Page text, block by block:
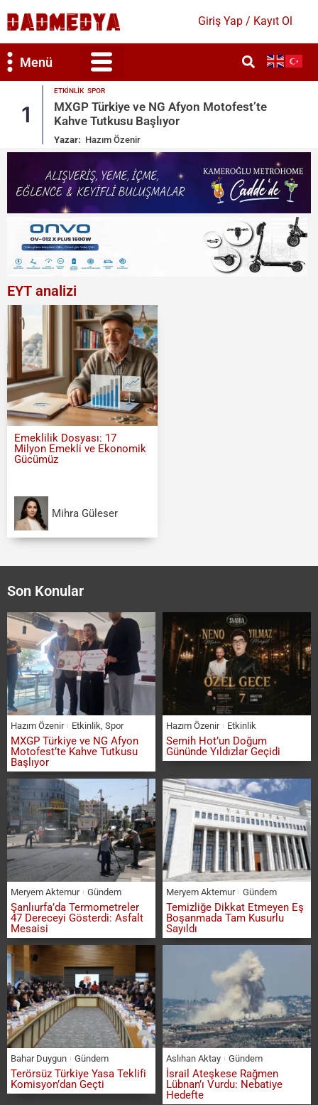
Giriş Yap / Kayıt Ol
Menü
2
Semih Hot’un Doğum Gününde
Geçidi
Yazar:
EYT analizi
Emeklilik Dosyası: 17
Milyon Emekli ve Ekonomik
Gücümüz
Mihra Güleser
Son Konular
Hazım Özenir Etkinlik, Spor
MXGP Türkiye ve NG Afyon
Motofest’te Kahve Tutkusu
Başlıyor
Hazım Özenir Etkinlik
Semih Hot’un Doğum
Gününde Yıldızlar Geçidi
Meryem Aktemur Gündem
Şanlıurfa’da Termometreler
47 Dereceyi Gösterdi: Asfalt
Mesaisi
Meryem Aktemur Gündem
Temizliğe Dikkat Etmeyen Eş
Boşanmada Tam Kusurlu
Sayıldı
Bahar Duygun Gündem
Terörsüz Türkiye Yasa Teklifi
Komisyon’dan Geçti
Aslıhan Aktay Gündem
İsrail Ateşkese Rağmen
Lübnan’ı Vurdu: Nebatiye
Hedefte